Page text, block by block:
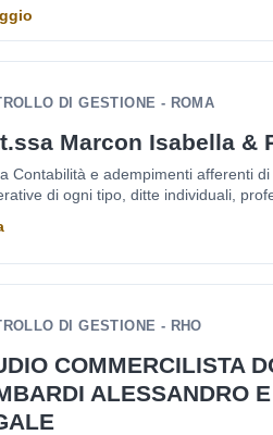
DI GESTIONE - ROMA
Marcon Isabella &
Contabilità e adempimenti afferenti di
di ogni tipo, ditte individuali,
DI GESTIONE - RHO
COMMERCILISTA
ALESSANDRO